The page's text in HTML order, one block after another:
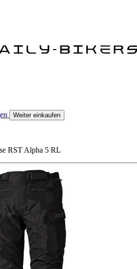
Weiter einkaufen
RST Alpha 5 RL